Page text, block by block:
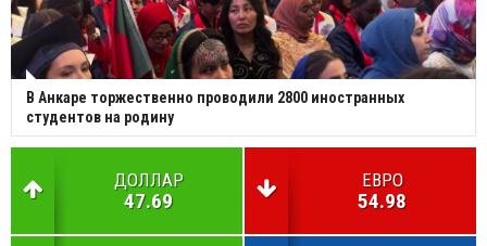
В Анкаре торжественно проводили 2800 иностранных
студентов на родину
ДОЛЛАР
47.69
ЕВРО
54.98